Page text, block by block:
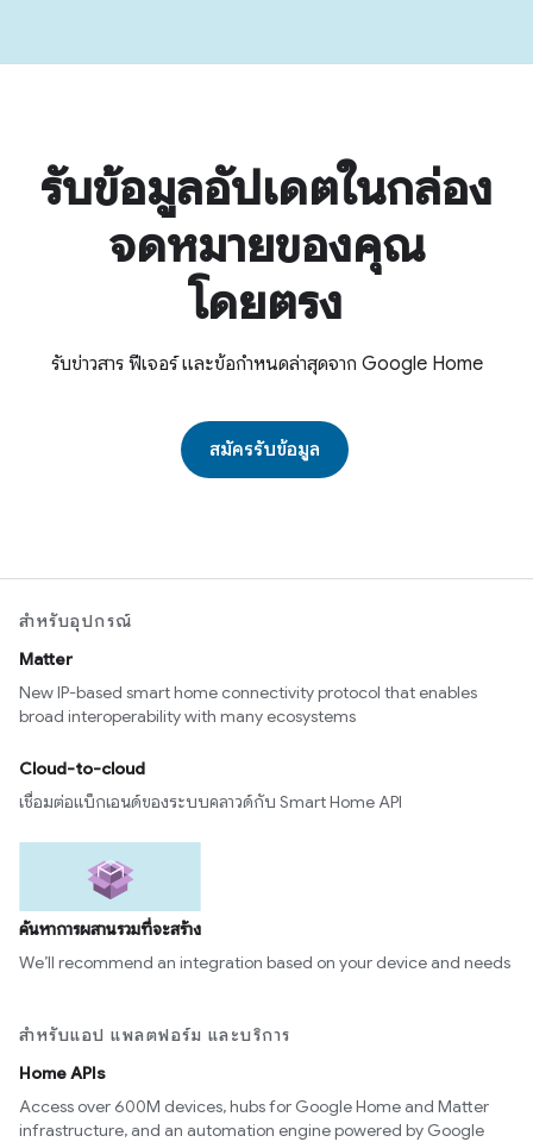
รับข้อมูลอัปเดตในกล่อง
จดหมายของคุณ
โดยตรง
รับข่าวสาร ฟีเจอร์ และข้อกำหนดล่าสุดจาก Google Home
สมัครรับข้อมูล
สำหรับอุปกรณ์
Matter
New IP-based smart home connectivity protocol that enables
broad interoperability with many ecosystems
Cloud-to-cloud
เชื่อมต่อแบ็กเอนด์ของระบบคลาวด์กับ Smart Home API
ค้นหาการผสานรวมที่จะสร้าง
We’ll recommend an integration based on your device and needs
สำหรับแอป แพลตฟอร์ม และบริการ
Home APIs
Access over 600M devices, hubs for Google Home and Matter
infrastructure, and an automation engine powered by Google